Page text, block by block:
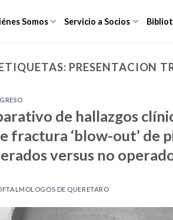
Somos Servicio a Socios
PRESENTACION
de hallazgos
‘blow-out’ de
versus no
DE QUERETARO